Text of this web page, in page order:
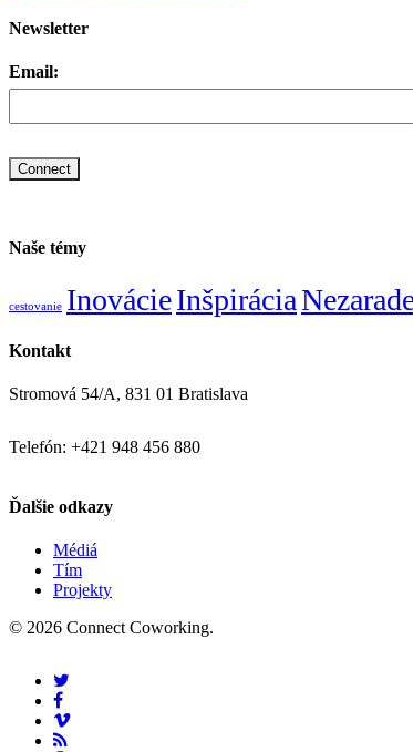
Newsletter
Email:
Naše témy
cestovanie InovácieInšpirácia
Kontakt
Stromová 54/A, 831 01 Bratislava
Telefón: +421 948 456 880
Ďalšie odkazy
Médiá
Tím
Projekty
© 2026 Connect Coworking.